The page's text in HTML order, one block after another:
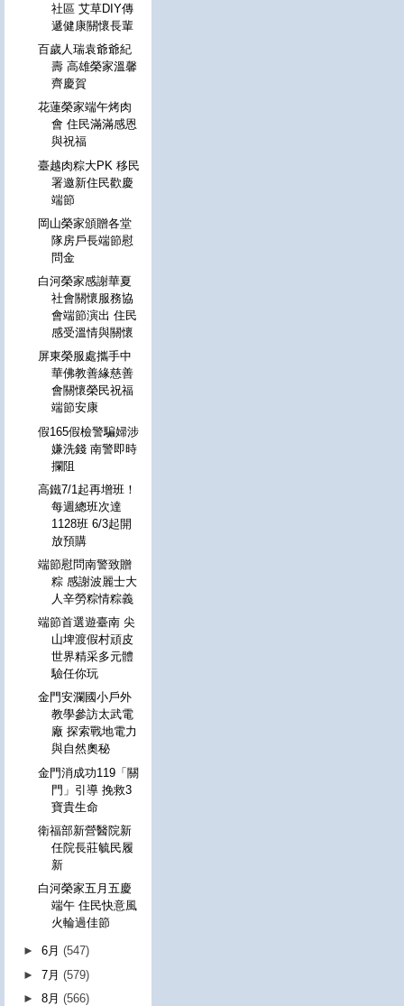
社區 艾草DIY傳
遞健康關懷長輩
百歲人瑞袁爺爺紀
壽 高雄榮家溫馨
齊慶賀
花蓮榮家端午烤肉
會 住民滿滿感恩
與祝福
臺越肉粽大PK 移民
署邀新住民歡慶
端節
岡山榮家頒贈各堂
隊房戶長端節慰
問金
白河榮家感謝華夏
社會關懷服務協
會端節演出 住民
感受溫情與關懷
屏東榮服處攜手中
華佛教善緣慈善
會關懷榮民祝福
端節安康
假165假檢警騙婦涉
嫌洗錢 南警即時
攔阻
高鐵7/1起再增班！
每週總班次達
1128班 6/3起開
放預購
端節慰問南警致贈
粽 感謝波麗士大
人辛勞粽情粽義
端節首選遊臺南 尖
山埤渡假村頑皮
世界精采多元體
驗任你玩
金門安瀾國小戶外
教學參訪太武電
廠 探索戰地電力
與自然奧秘
金門消成功119「關
門」引導 挽救3
寶貴生命
衛福部新營醫院新
任院長莊毓民履
新
白河榮家五月五慶
端午 住民快意風
火輪過佳節
►6月(547)
►7月(579)
►8月(566)